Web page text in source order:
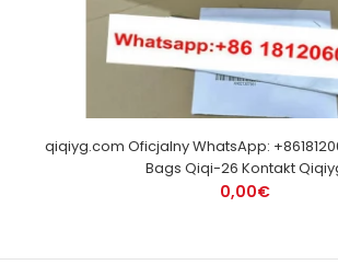
qiqiyg.com Oficjalny WhatsApp:
Bags Qiqi-26 Kontakt
0,00€